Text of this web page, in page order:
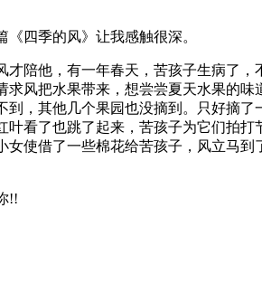
四季的风》让我感触很深。
陪他，有一年春天，苦孩子生病了
风把水果带来，想尝尝夏天水果的
，其他几个果园也没摘到。只好摘
看了也跳了起来，苦孩子为它们拍
使借了一些棉花给苦孩子，风立马
!!